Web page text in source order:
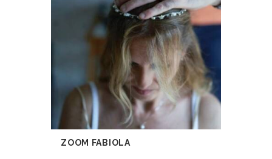
ZOOM FABIOLA